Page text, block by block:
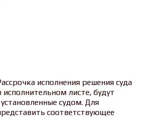
исполнения решения суда
листе, будут
судом. Для
соответствующее